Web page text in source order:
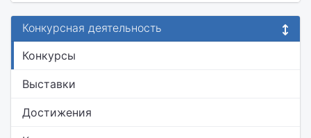
Конкурсная деятельность
Конкурсы
Выставки
Достижения